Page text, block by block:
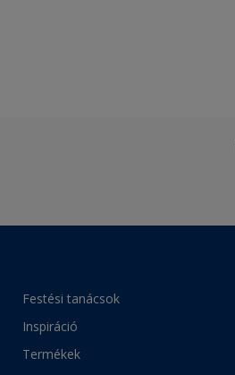
Festési tanácsok
Inspiráció
Termékek